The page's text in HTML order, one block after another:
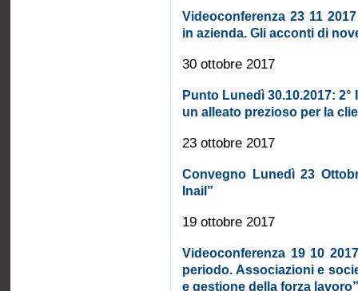
Videoconferenza 23 11
in azienda. Gli acconti di
30 ottobre 2017
Punto Lunedì 30.10.2017:
un alleato prezioso per la
23 ottobre 2017
Convegno Lunedì 23
Inail”
19 ottobre 2017
Videoconferenza 19 10
periodo. Associazioni e
e gestione della forza lavoro”